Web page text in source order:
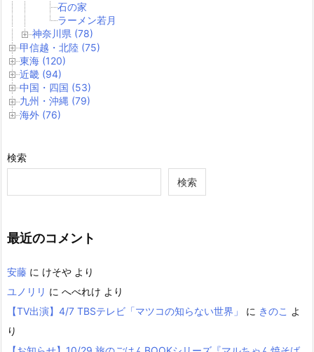
石の家
ラーメン若月
神奈川県 (78)
甲信越・北陸 (75)
東海 (120)
近畿 (94)
中国・四国 (53)
九州・沖縄 (79)
海外 (76)
検索
検索
最近のコメント
安藤 に けそや より
ユノリリ に へべれけ より
【TV出演】4/7 TBSテレビ「マツコの知らない世界」
に きのこ よ
り